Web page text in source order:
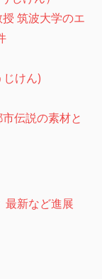
筑波大学のエ
けん)
伝説の素材と
最新など進展